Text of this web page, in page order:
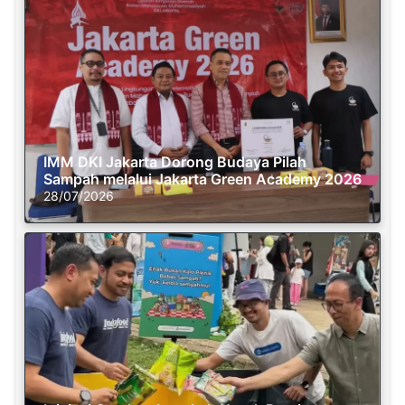
IMM DKI Jakarta Dorong Budaya Pilah
Sampah melalui Jakarta Green Academy 2026
28/07/2026